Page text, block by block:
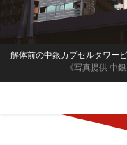
《写真提供 中
解体前の中銀カプセルタワービ